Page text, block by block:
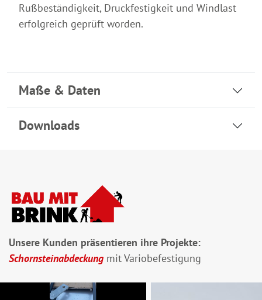
Rußbeständigkeit, Druckfestigkeit und Windlast
erfolgreich geprüft worden.
Maße & Daten
Downloads
Unsere Kunden präsentieren ihre Projekte:
Schornsteinabdeckung mit Variobefestigung